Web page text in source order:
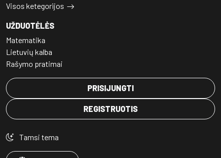
Visos ketegorijos
UŽDUOTĖLĖS
Matematika
Lietuvių kalba
Rašymo pratimai
PRISIJUNGTI
REGISTRUOTIS
Tamsi tema